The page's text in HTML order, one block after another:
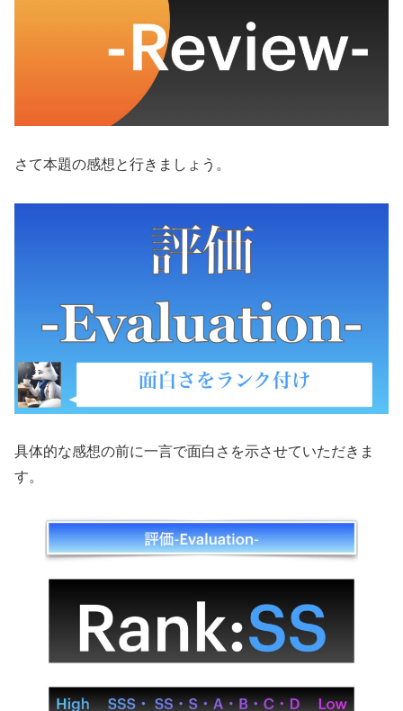
さて本題の感想と行きましょう。
具体的な感想の前に一言で面白さを示させていただきま
す。